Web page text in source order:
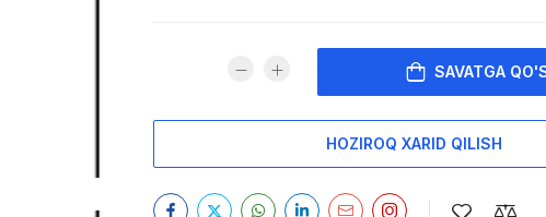
SAVATGA
HOZIROQ XARID QILISH